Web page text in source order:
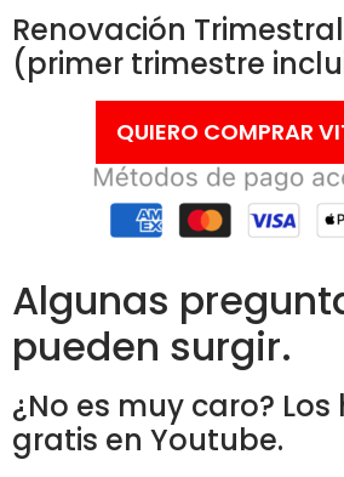
Renovación
(primer trimestre
QUIERO COMPRAR
Algunas
pueden surgir.
¿No es muy caro? Los
gratis en Youtube.